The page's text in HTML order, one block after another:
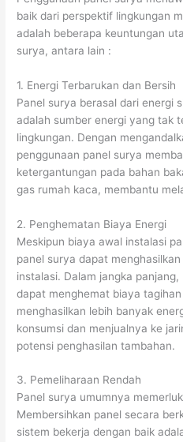
baik dari perspektif lingkungan
adalah beberapa keuntungan
surya, antara lain :
1. Energi Terbarukan dan Bersih
Panel surya berasal dari energi
adalah sumber energi yang tak
lingkungan. Dengan
penggunaan panel surya
ketergantungan pada bahan
gas rumah kaca, membantu
2. Penghematan Biaya Energi
Meskipun biaya awal instalasi
panel surya dapat
instalasi. Dalam jangka
dapat menghemat biaya
menghasilkan lebih banyak
konsumsi dan menjualnya ke
potensi penghasilan tambahan.
3. Pemeliharaan Rendah
Panel surya umumnya
Membersihkan panel secara
sistem bekerja dengan baik